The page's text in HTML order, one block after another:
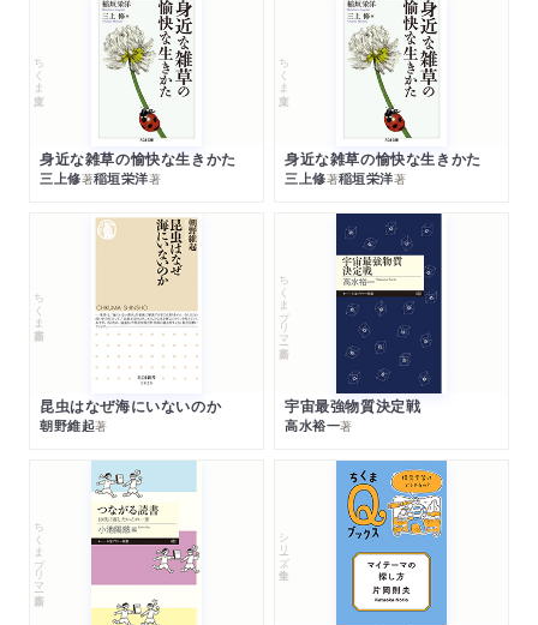
ちくま文庫
身近な雑草の愉快な生きかた
三上修著稲垣栄洋著
ちくま文庫
身近な雑草の愉快な生きかた
三上修著稲垣栄洋著
ちくま新書
昆虫はなぜ海にいないのか
朝野維起著
ちくまプリマー新書
宇宙最強物質決定戦
高水裕一著
ちくまプリマー新書 シリーズ・全集